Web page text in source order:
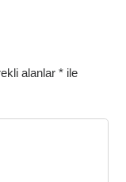
alanlar *ile